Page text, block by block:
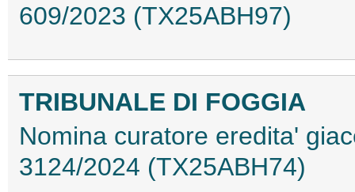
609/2023 (TX25ABH97)
TRIBUNALE DI FOGGIA
Nomina curatore eredita'
3124/2024 (TX25ABH74)